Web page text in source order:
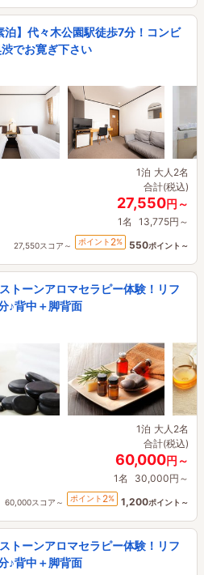
泊】代々木公園駅徒歩7分！コンビ
でお寛ぎ下さい
1泊 大人2名
合計(税込)
27,550円～
1名 13,775円～
27,550スコア～ ポイント 2% 550ポイント～
トーンアロマセラピー体験！リフ
♪背中＋脚背面
1泊 大人2名
合計(税込)
60,000円～
1名 30,000円～
60,000スコア～ ポイント 2% 1,200ポイント～
トーンアロマセラピー体験！リフ
♪背中＋脚背面